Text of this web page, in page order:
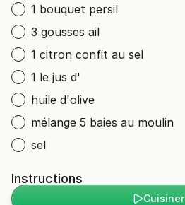
1 bouquet persil
3 gousses ail
1 citron confit au sel
1 le jus d'
huile d'olive
mélange 5 baies au moulin
sel
Instructions
Cuisiner